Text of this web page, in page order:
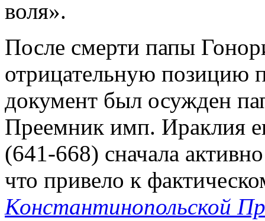
воля».
После смерти папы
отрицательную позицию
документ был осужден
Преемник имп. Ираклия
(641-668) сначала
что привело к
Константинопольской